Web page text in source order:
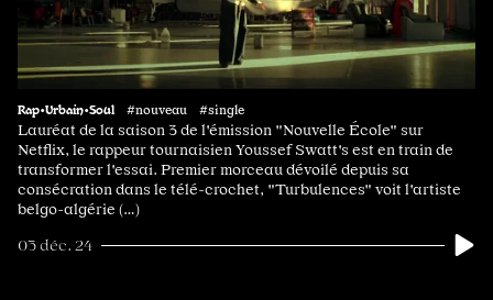
Rap•Urbain•Soul #nouveau #single
Lauréat de la saison 3 de l'émission "Nouvelle École" sur
Netflix, le rappeur tournaisien Youssef Swatt's est en train de
transformer l'essai. Premier morceau dévoilé depuis sa
consécration dans le télé-crochet, "Turbulences" voit l'artiste
belgo-algérie (…)
03 déc. 24